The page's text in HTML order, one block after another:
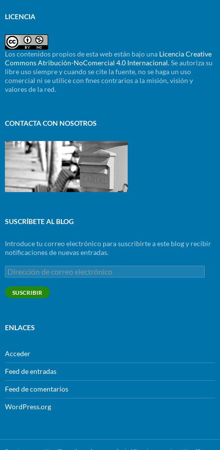
LICENCIA
Los contenidos propios de esta web están bajo una Licencia Creative
Commons Atribución-NoComercial 4.0 Internacional.Se autoriza su
libre uso siempre y cuando se cite la fuente, no se haga un uso
comercial ni se utilice con fines contrarios a la misión, visión y
valores de la red.
CONTACTA CON NOSOTROS
SUSCRÍBETE AL BLOG
Introduce tu correo electrónico para suscribirte a este blog y recibir
notificaciones de nuevas entradas.
Dirección
de
correo
electrónico
SUSCRIBIR
ENLACES
Acceder
Feed de entradas
Feed de comentarios
WordPress.org